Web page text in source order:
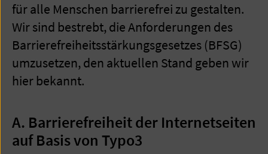
für alle Menschen barrierefrei zu gestalten.
Wir sind bestrebt, die Anforderungen des
Barrierefreiheitsstärkungsgesetzes (BFSG)
umzusetzen, den aktuellen Stand geben wir
hier bekannt.
A. Barrierefreiheit der Internetseiten
auf Basis von Typo3